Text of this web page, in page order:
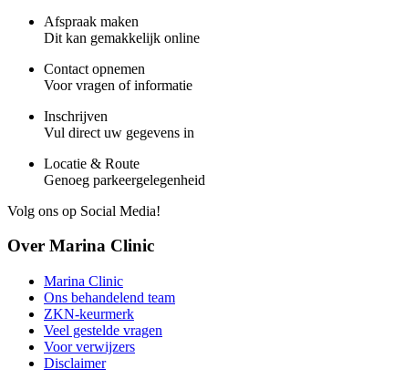
Afspraak maken
Dit kan gemakkelijk online
Contact opnemen
Voor vragen of informatie
Inschrijven
Vul direct uw gegevens in
Locatie & Route
Genoeg parkeergelegenheid
Volg ons op Social Media!
Over Marina Clinic
Marina Clinic
Ons behandelend team
ZKN-keurmerk
Veel gestelde vragen
Voor verwijzers
Disclaimer